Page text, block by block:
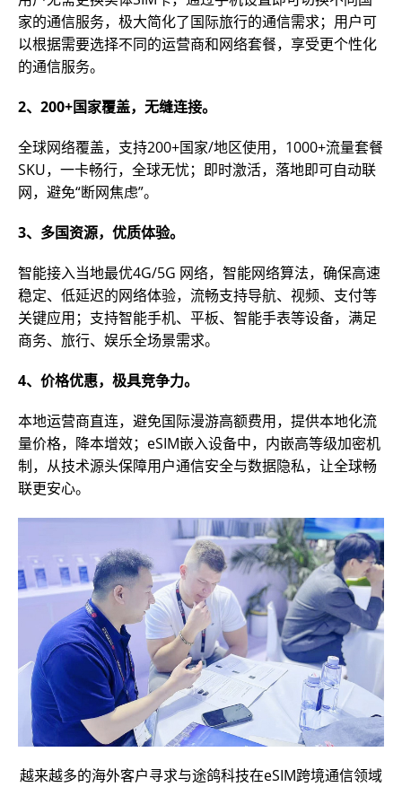
家的通信服务，极大简化了国际旅行的通信需求；用户可
以根据需要选择不同的运营商和网络套餐，享受更个性化
的通信服务。
2、200+国家覆盖，无缝连接。
全球网络覆盖，支持200+国家/地区使用，1000+流量套餐
SKU，一卡畅行，全球无忧；即时激活，落地即可自动联
网，避免“断网焦虑”。
3、多国资源，优质体验。
智能接入当地最优4G/5G 网络，智能网络算法，确保高速
稳定、低延迟的网络体验，流畅支持导航、视频、支付等
关键应用；支持智能手机、平板、智能手表等设备，满足
商务、旅行、娱乐全场景需求。
4、价格优惠，极具竞争力。
本地运营商直连，避免国际漫游高额费用，提供本地化流
量价格，降本增效；eSIM嵌入设备中，内嵌高等级加密机
制，从技术源头保障用户通信安全与数据隐私，让全球畅
联更安心。
越来越多的海外客户寻求与途鸽科技在eSIM跨境通信领域